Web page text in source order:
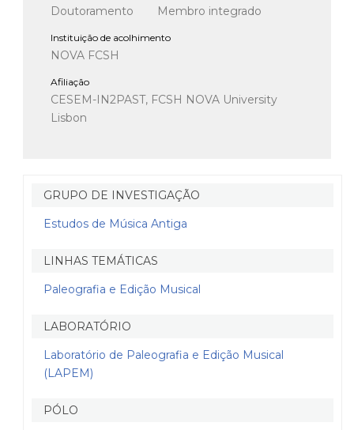
Doutoramento Membro integrado
Instituição de acolhimento
NOVA FCSH
Afiliação
CESEM-IN2PAST, FCSH NOVA University
Lisbon
GRUPO DE INVESTIGAÇÃO
Estudos de Música Antiga
LINHAS TEMÁTICAS
Paleografia e Edição Musical
LABORATÓRIO
Laboratório de Paleografia e Edição Musical
(LAPEM)
PÓLO